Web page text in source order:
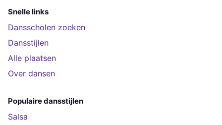
Snelle links
Dansscholen zoeken
Dansstijlen
Alle plaatsen
Over dansen
Populaire dansstijlen
Salsa